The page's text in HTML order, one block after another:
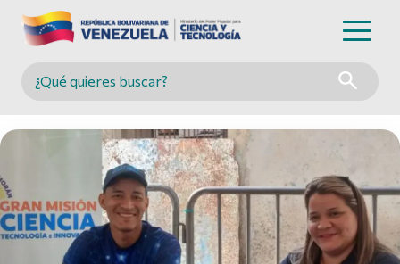
Buscar en MINCYT